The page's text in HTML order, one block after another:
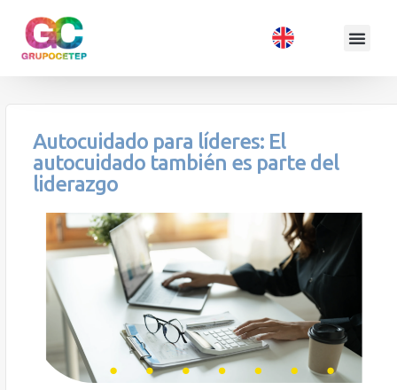
Autocuidado para líderes: El
autocuidado también es parte del
liderazgo